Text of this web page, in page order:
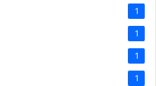
1
1
1
1